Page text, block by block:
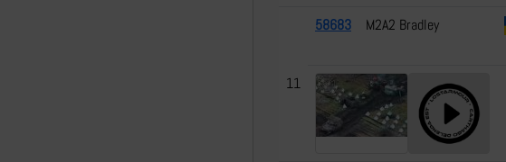
11
58683 M2A2 Bradley